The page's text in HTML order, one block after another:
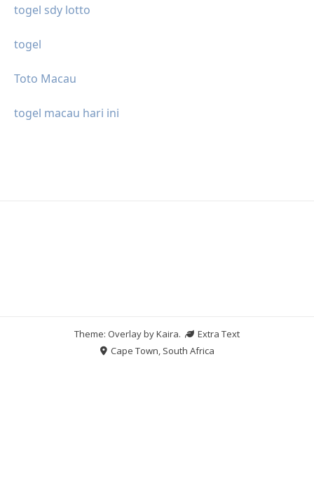
togel sdy lotto
togel
Toto Macau
togel macau hari ini
Theme: Overlay byKaira.
Extra Text
Cape Town, South Africa